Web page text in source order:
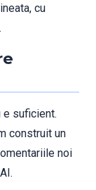
cu
e suficient.
construit un
noi